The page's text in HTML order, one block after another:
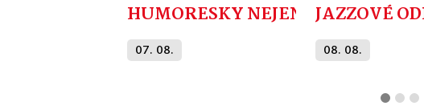
HUMORESKY NEJEN ČETNICKÉ -
07. 08.
JAZZOVÉ
08. 08.